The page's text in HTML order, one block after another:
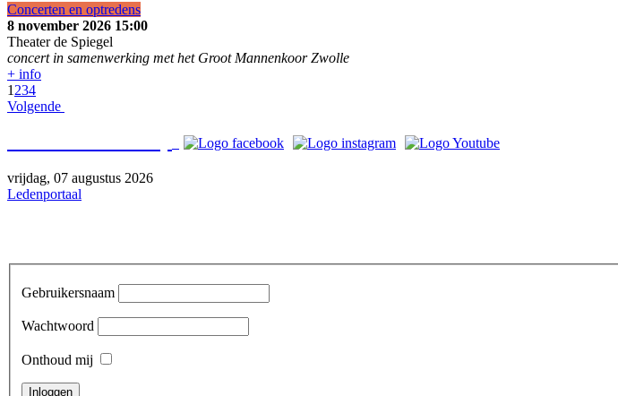
Concerten en optredens
8 november 2026 15:00
Theater de Spiegel
concert in samenwerking met het Groot Mannenkoor Zwolle
+ info
1 234
Volgende
vrijdag, 07 augustus 2026
Ledenportaal
Gebruikersnaam
Wachtwoord
Onthoud mij